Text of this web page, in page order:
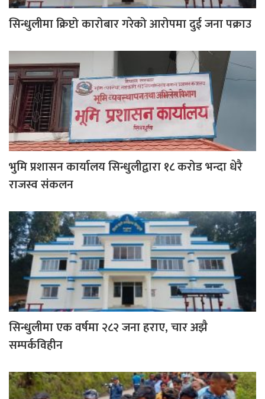
सिन्धुलीमा क्रिप्टो कारोबार गरेको आरोपमा दुई जना पक्राउ
भुमि प्रशासन कार्यालय सिन्धुलीद्वारा १८ करोड भन्दा धेरै
राजस्व संकलन
सिन्धुलीमा एक वर्षमा २८२ जना हराए, चार अझै
सम्पर्कविहीन